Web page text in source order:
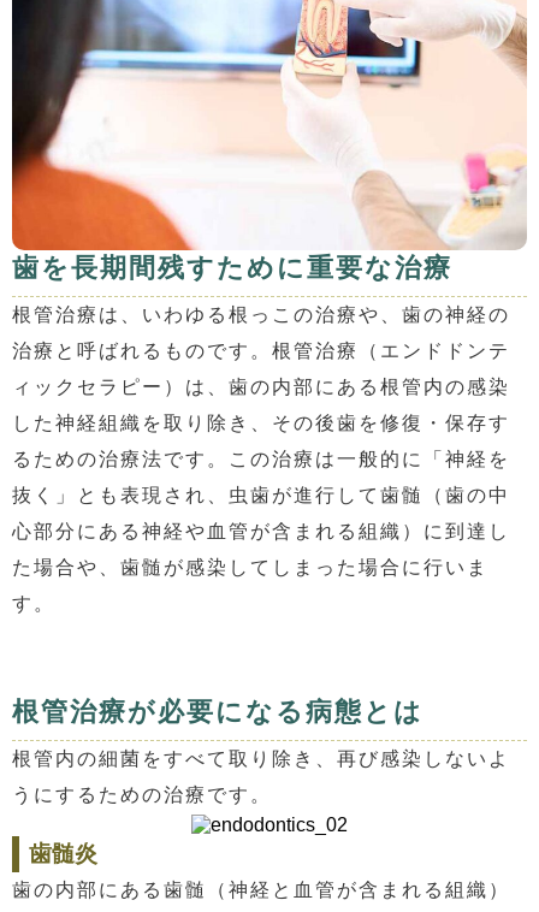
歯を長期間残すために重要な治療
根管治療は、いわゆる根っこの治療や、歯の神経の
治療と呼ばれるものです。根管治療（エンドドンテ
ィックセラピー）は、歯の内部にある根管内の感染
した神経組織を取り除き、その後歯を修復・保存す
るための治療法です。この治療は一般的に「神経を
抜く」とも表現され、虫歯が進行して歯髄（歯の中
心部分にある神経や血管が含まれる組織）に到達し
た場合や、歯髄が感染してしまった場合に行いま
す。
根管治療が必要になる病態とは
根管内の細菌をすべて取り除き、再び感染しないよ
うにするための治療です。
歯髄炎
歯の内部にある歯髄（神経と血管が含まれる組織）